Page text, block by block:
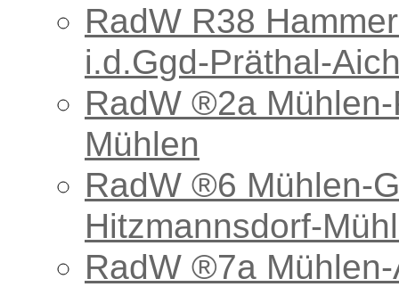
RadW R38
i.d.Ggd-Präthal-
RadW ®2a
Mühlen
RadW ®6 Mühlen-
Hitzmannsdorf-
RadW ®7a